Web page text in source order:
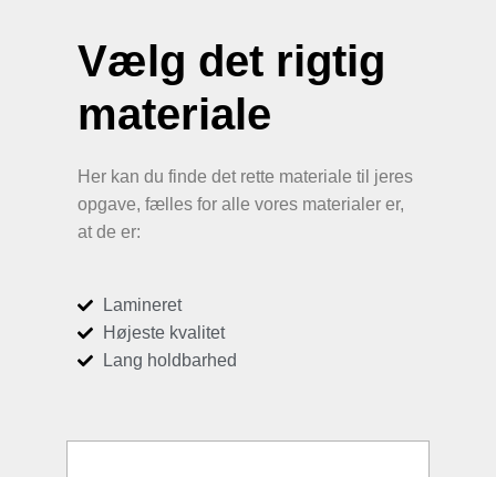
Vælg det rigtig
materiale
Her kan du finde det rette materiale til jeres
opgave, fælles for alle vores materialer er,
at de er:
Lamineret
Højeste kvalitet
Lang holdbarhed